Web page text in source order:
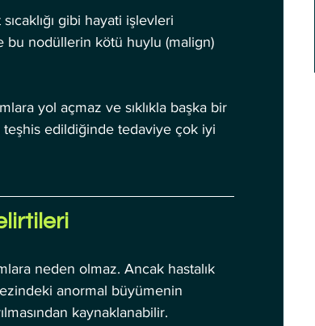
bu nodüllerin kötü huylu (malign)
yol açmaz ve sıklıkla başka bir
edildiğinde tedaviye çok iyi
neden olmaz. Ancak hastalık
anormal büyümenin
kaynaklanabilir.